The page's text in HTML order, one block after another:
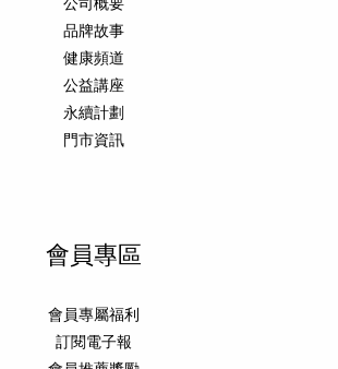
品牌故事
健康頻道
公益講座
永續計劃
門市資訊
會員專區
會員專屬福利
訂閱電子報